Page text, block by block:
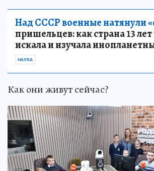
Над СССР военные натянули
пришельцев: как страна 13
искала и изучала
НАУКА
Как они живут сейчас?